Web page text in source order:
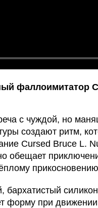
фаллоимитатор
с чуждой, но
создают ритм,
Cursed Bruce L.
обещает
форму при